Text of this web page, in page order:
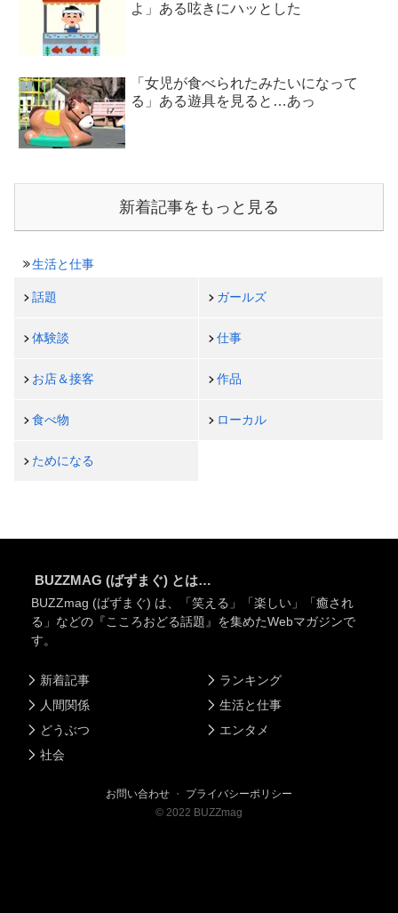
よ」ある呟きにハッとした
「女児が食べられたみたいになって
る」ある遊具を見ると…あっ
新着記事をもっと見る
生活と仕事
話題 ガールズ
体験談 仕事
お店＆接客 作品
食べ物 ローカル
ためになる
BUZZMAG (ばずまぐ) とは…
BUZZmag (ばずまぐ) は、「笑える」「楽しい」「癒され
る」などの『こころおどる話題』を集めたWebマガジンで
す。
新着記事
人間関係
どうぶつ
社会
ランキング
生活と仕事
エンタメ
お問い合わせ ・ プライバシーポリシー
© 2022 BUZZmag